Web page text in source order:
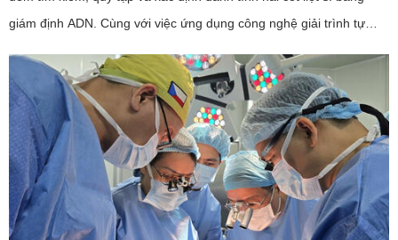
giám định ADN. Cùng với việc ứng dụng công nghệ giải trình tự